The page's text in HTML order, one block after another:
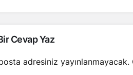
Cevap Yaz
adresiniz yayınlanmayacak.